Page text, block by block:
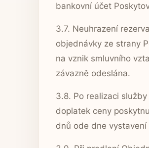
bankovní účet
3.7. Neuhrazení
objednávky ze strany
na vznik smluvního
závazně odeslána.
3.8. Po realizaci
doplatek ceny
dnů ode dne